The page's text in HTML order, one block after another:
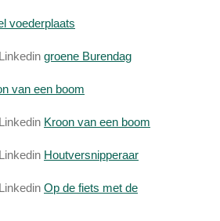
voederplaats
groene Burendag
van een boom
Kroon van een boom
Houtversnipperaar
Op de fiets met de